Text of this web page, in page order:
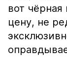
вот
цену, не